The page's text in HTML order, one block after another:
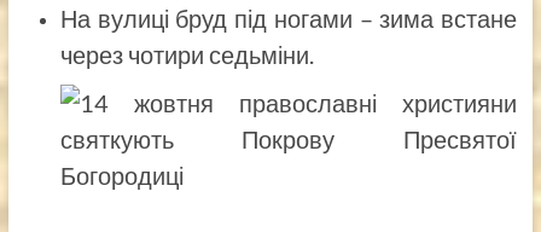
На вулиці бруд під ногами – зима встане
через чотири седьміни.